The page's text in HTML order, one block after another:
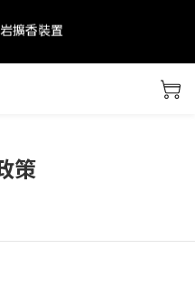
擴香裝置
擴香裝置
點數&購物金！     點擊 會員服
多福利！
多福利！
策